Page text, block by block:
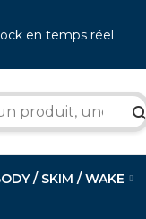
en temps réel
search
/ SKIM / WAKE